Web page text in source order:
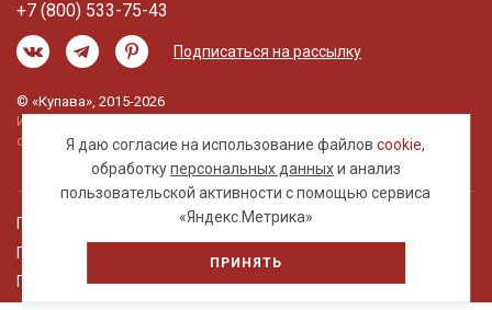
Я даю согласие на использование файловcookie,
обработкуперсональных данныхи анализ
пользовательской активности с помощью сервиса
«Яндекс.Метрика»
ПРИНЯТЬ
+7 (800) 533-75-43
Подписаться на рассылку
© «Купава», 2015-2026
Информация на сайте не является публичной
офертой.
Правовая информация
Политика обработки персональных данных
Пользовательское соглашение